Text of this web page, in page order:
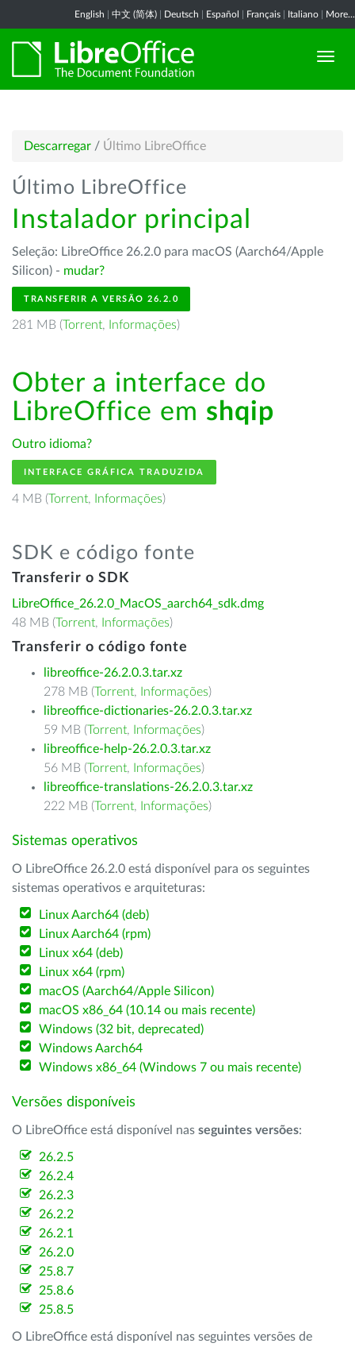
English 中文 (简体) Deutsch Español Français Italiano More...
Descarregar / Último LibreOffice
Último LibreOffice
Instalador principal
Seleção: LibreOffice 26.2.0 para macOS (Aarch64/Apple
Silicon) - mudar?
TRANSFERIR A VERSÃO 26.2.0
281 MB (Torrent, Informações)
Obter a interface do
LibreOffice em shqip
Outro idioma?
INTERFACE GRÁFICA TRADUZIDA
4 MB (Torrent, Informações)
SDK e código fonte
Transferir o SDK
LibreOffice_26.2.0_MacOS_aarch64_sdk.dmg
48 MB (Torrent, Informações)
Transferir o código fonte
libreoffice-26.2.0.3.tar.xz
278 MB (Torrent, Informações)
libreoffice-dictionaries-26.2.0.3.tar.xz
59 MB (Torrent, Informações)
libreoffice-help-26.2.0.3.tar.xz
56 MB (Torrent, Informações)
libreoffice-translations-26.2.0.3.tar.xz
222 MB (Torrent, Informações)
Sistemas operativos
O LibreOffice 26.2.0 está disponível para os seguintes
sistemas operativos e arquiteturas:
Linux Aarch64 (deb)
Linux Aarch64 (rpm)
Linux x64 (deb)
Linux x64 (rpm)
macOS (Aarch64/Apple Silicon)
macOS x86_64 (10.14 ou mais recente)
Windows (32 bit, deprecated)
Windows Aarch64
Windows x86_64 (Windows 7 ou mais recente)
Versões disponíveis
O LibreOffice está disponível nas seguintes versões:
26.2.5
26.2.4
26.2.3
26.2.2
26.2.1
26.2.0
25.8.7
25.8.6
25.8.5
O LibreOffice está disponível nas seguintes versões de